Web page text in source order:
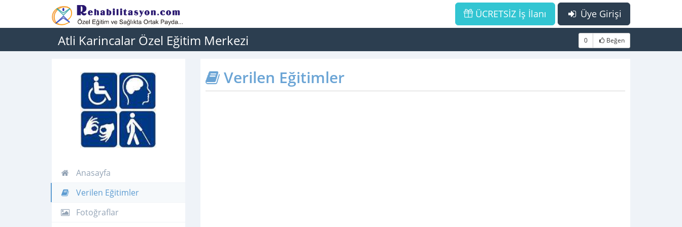
Üye Girişi
ÜCRETSİZ İş İlanı
Atli Karincalar Özel Eğitim Merkezi 0 Beğen
Anasayfa
Verilen Eğitimler
Fotoğraflar
Verilen Eğitimler